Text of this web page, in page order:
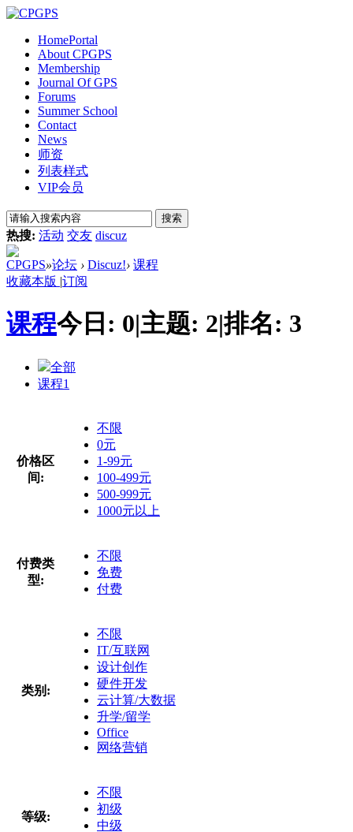
HomePortal
About CPGPS
Membership
Journal Of GPS
Forums
Summer School
Contact
News
师资
列表样式
VIP会员
搜索
热搜: 活动 交友 discuz
CPGPS»论坛 › Discuz!› 课程
收藏本版 |订阅
课程今日: 0|主题: 2|排名: 3
全部
课程1
价格区
间:
不限
0元
1-99元
100-499元
500-999元
1000元以上
付费类
型:
不限
免费
付费
类别:
不限
IT/互联网
设计创作
硬件开发
云计算/大数据
升学/留学
Office
网络营销
等级:
不限
初级
中级